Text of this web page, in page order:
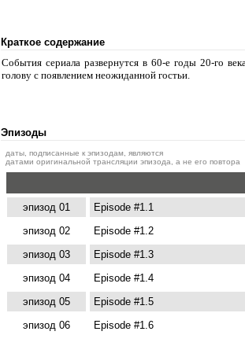
Краткое содержание
События сериала развернутся в 60-е годы 20-го
голову с появлением неожиданной гостьи.
Эпизоды
даты, подписанные к эпизодам, являются
датами оригинальной трансляции эпизода, а не его повтора
эпизод 01
Episode #1.1
эпизод 02
Episode #1.2
эпизод 03
Episode #1.3
эпизод 04
Episode #1.4
эпизод 05
Episode #1.5
эпизод 06
Episode #1.6